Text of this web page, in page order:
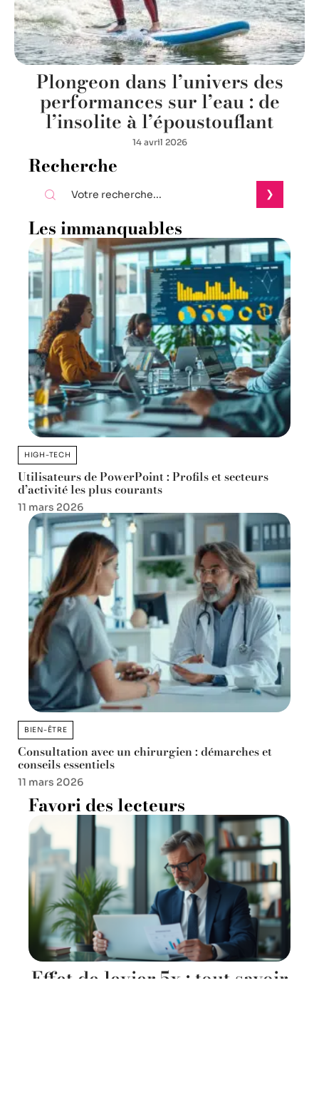
Plongeon dans l’univers des
performances sur l’eau : de
l’insolite à l’époustouflant
14 avril 2026
Recherche
Les immanquables
HIGH-TECH
Utilisateurs de PowerPoint : Profils et secteurs
d’activité les plus courants
11 mars 2026
BIEN-ÊTRE
Consultation avec un chirurgien : démarches et
conseils essentiels
11 mars 2026
Favori des lecteurs
Effet de levier 5x : tout savoir